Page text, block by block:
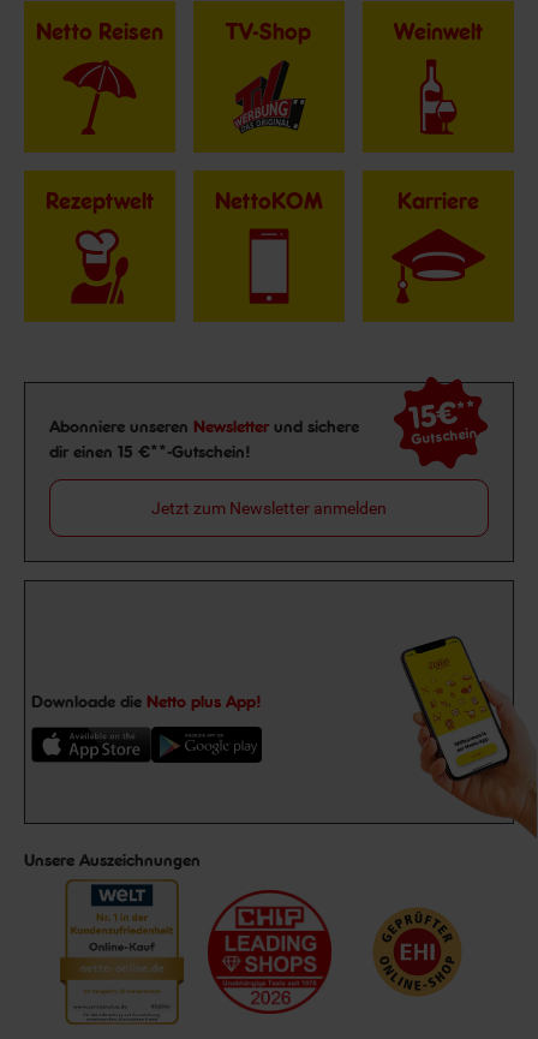
Netto Reisen TV-Shop Weinwelt
Rezeptwelt NettoKOM Karriere
Newsletter Anmeldung
Abonniere unseren Newsletter und sichere
dir einen 15 €**-Gutschein!
15€**
Gutschein
Jetzt zum Newsletter anmelden
Downloade die Netto plus App!
Unsere Auszeichnungen